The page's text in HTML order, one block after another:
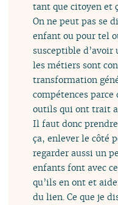
tant que citoyen et
On ne peut pas se
enfant ou pour tel
susceptible
les métiers sont
transformation
compétences
outils qui ont trait
Il faut donc
ça, enlever le côté
regarder aussi un
enfants font avec
qu’ils en ont et
du lien. Ce que je